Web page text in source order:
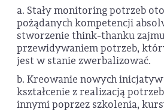
a. Stały monitoring potrzeb
pożądanych kompetencji
stworzenie think-thanku
przewidywaniem potrzeb,
jest w stanie zwerbalizować.
b. Kreowanie nowych
kształcenie z realizacją
innymi poprzez szkolenia,